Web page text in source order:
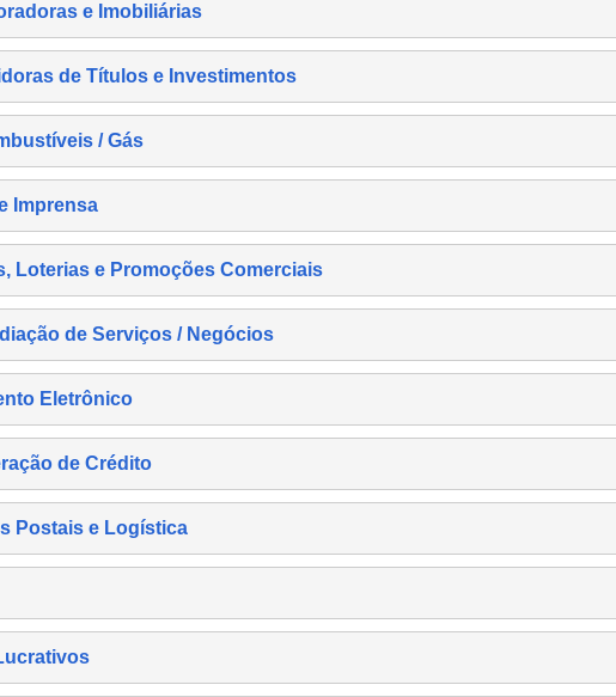
e Imobiliárias
de Títulos e Investimentos
/ Gás
Imprensa
Loterias e Promoções Comerciais
de Serviços / Negócios
Eletrônico
de Crédito
Postais e Logística